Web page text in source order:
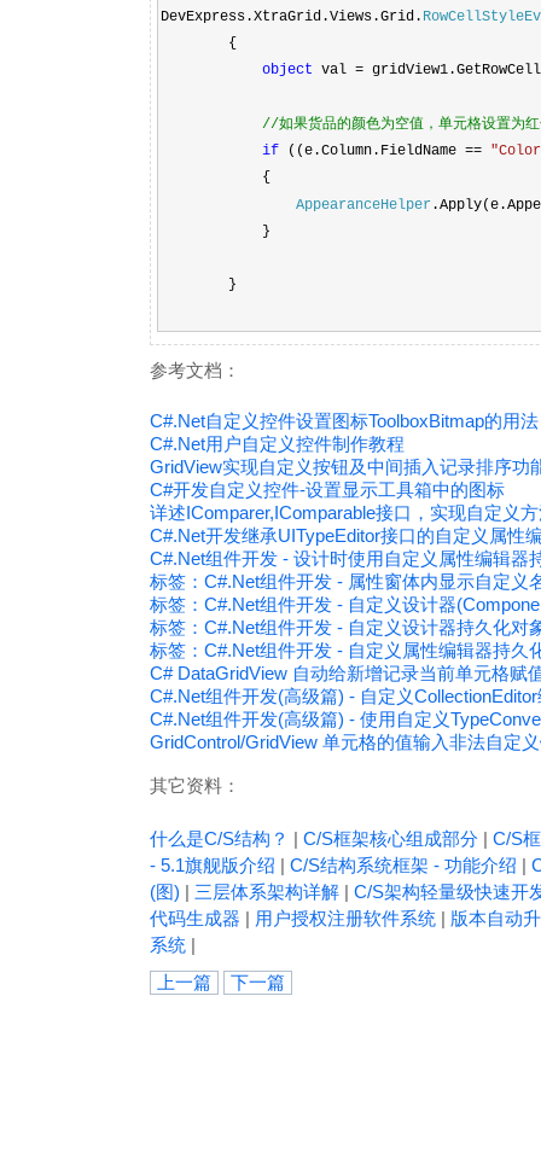
DevExpress.XtraGrid.Views.Grid.
{
object val =
//如果货品的颜色为空值，单元格设置为
if ((e.Column.FieldName ==
{
AppearanceHelper
}
}
参考文档：
C#.Net自定义控件设置图标ToolboxBitmap的用法
C#.Net用户自定义控件制作教程
GridView实现自定义按钮及中间插入记录排序功
C#开发自定义控件-设置显示工具箱中的图标
详述IComparer,IComparable接口，实现自定义
C#.Net开发继承UITypeEditor接口的自定义属性
C#.Net组件开发 - 设计时使用自定义属性编辑器
标签：C#.Net组件开发 - 属性窗体内显示自定义
标签：C#.Net组件开发 - 自定义设计器
标签：C#.Net组件开发 - 自定义设计器持久化对
标签：C#.Net组件开发 - 自定义属性编辑器持久
C# DataGridView 自动给新增记录当前单元格赋
C#.Net组件开发(高级篇) - 自定义
C#.Net组件开发(高级篇) - 使用自定义
GridControl/GridView 单元格的值输入非法自定
其它资料：
什么是C/S结构？ | C/S框架核心组成部分 | C/S
- 5.1旗舰版介绍 | C/S结构系统框架 - 功能介绍 |
(图) | 三层体系架构详解 | C/S架构轻量级快速开
代码生成器 | 用户授权注册软件系统 | 版本自动
系统 |
上一篇
下一篇